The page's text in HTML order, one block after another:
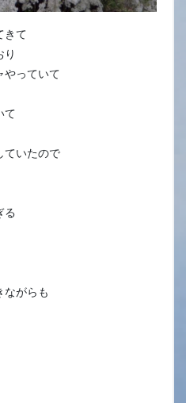
きて
やっていて
て
ていたので
る
ながらも